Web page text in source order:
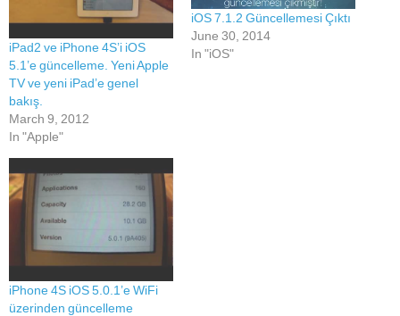
iPad2 ve iPhone 4S’i iOS
5.1’e güncelleme. Yeni Apple
TV ve yeni iPad’e genel
bakış.
March 9, 2012
In "Apple"
iOS 7.1.2 Güncellemesi Çıktı
June 30, 2014
In "iOS"
iPhone 4S iOS 5.0.1’e WiFi
üzerinden güncelleme